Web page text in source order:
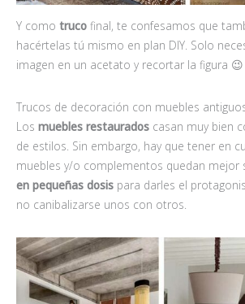
Y como truco final, te confesamos que
hacértelas tú mismo en plan DIY. Solo
imagen en un acetato y recortar la figura 😉
Trucos de decoración con muebles
Los muebles restaurados casan muy bien
de estilos. Sin embargo, hay que tener en
muebles y/o complementos quedan mejor
en pequeñas dosis para darles el
no canibalizarse unos con otros.